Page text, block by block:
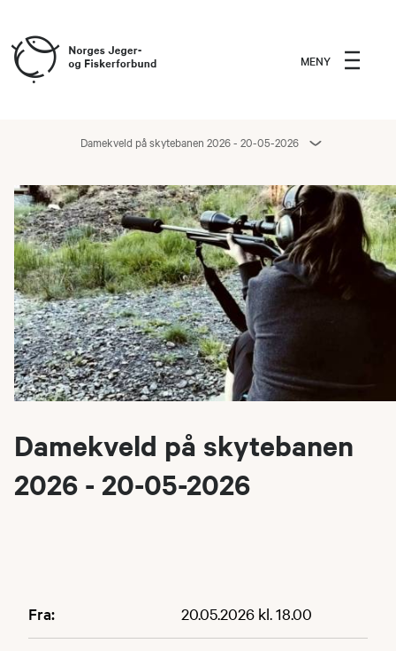
MENY
Damekveld på skytebanen 2026 - 20-05-2026
Damekveld på skytebanen
2026 - 20-05-2026
Fra: 20.05.2026 kl. 18.00